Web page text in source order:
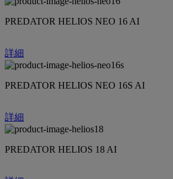
PREDATOR HELIOS NEO 16 AI
詳細
PREDATOR HELIOS NEO 16S AI
詳細
PREDATOR HELIOS 18 AI